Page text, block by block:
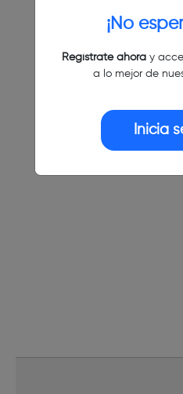
¡No
Regístrate ahoray
a lo mejor de
Inicia